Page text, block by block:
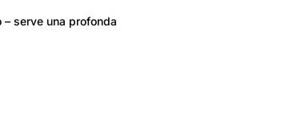
serve una profonda